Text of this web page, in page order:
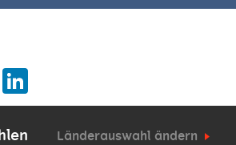
Twitter
Länderauswahl ändern